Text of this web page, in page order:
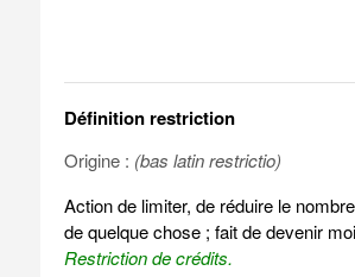
Définition restriction
Origine : (bas latin restrictio)
Action de limiter, de réduire le
de quelque chose ; fait de devenir
Restriction de crédits.